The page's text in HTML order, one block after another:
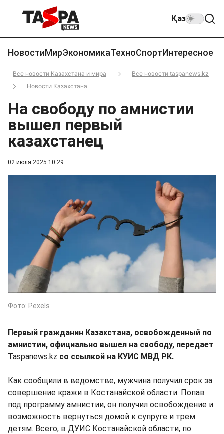
Қаз
НовостиМирЭкономикаТехноСпортИнтересное
Все новости Казахстана и мира
Все новости taspanews.kz
Новости Казахстана
02 июля 2025 10:29
На свободу по амнистии
вышел первый
казахстанец
Фото: Pexels
Первый гражданин Казахстана, освобожденный по
амнистии, официально вышел на свободу, передает
Taspanews.kz со ссылкой на КУИС МВД РК.
Как сообщили в ведомстве, мужчина получил срок за
совершение кражи в Костанайской области. Попав
под программу амнистии, он получил освобождение и
возможность вернуться домой к супруге и трем
детям. Всего, в ДУИС Костанайской области, по